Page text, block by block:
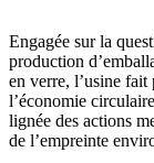
Engagée sur la
production
en verre, l’usine fait
l’économie
lignée des actions
de l’empreinte